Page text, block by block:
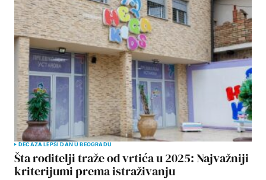
DECAZA LEPŠI DAN U BEOGRADU
Šta roditelji traže od vrtića u 2025: Najvažniji
kriterijumi prema istraživanju